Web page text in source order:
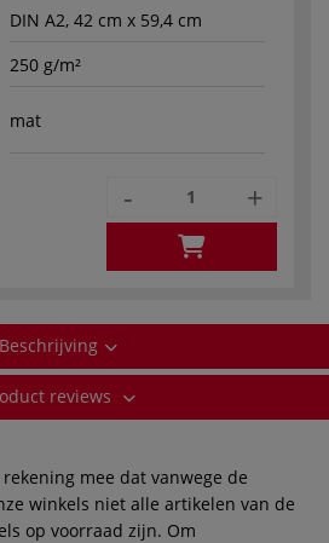
DIN A2, 42 cm x 59,4 cm
250 g/m²
mat
- +
Beschrijving
reviews
mee dat vanwege de
winkels niet alle artikelen van de
op voorraad zijn. Om